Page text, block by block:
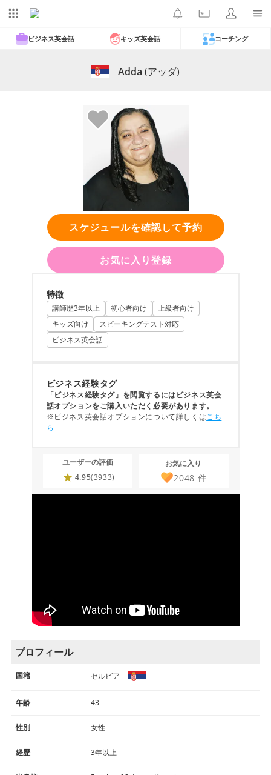
ビジネス英会話 キッズ英会話 コーチング
Adda (アッダ)
スケジュールを確認して予約
お気に入り登録
特徴
講師歴3年以上 初心者向け
上級者向け
キッズ向け
スピーキングテスト対応
ビジネス英会話
ビジネス経験タグ
「ビジネス経験タグ」を閲覧するにはビジネス英会
話オプションをご購入いただく必要があります。
※ビジネス英会話オプションについて詳しくはこち
ら
ユーザーの評価
4.95(3933)
お気に入り
2048 件
プロフィール
国籍 セルビア
年齢 43
性別 女性
経歴 3年以上